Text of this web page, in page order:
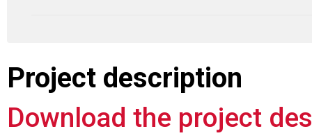
Project description
Download the project